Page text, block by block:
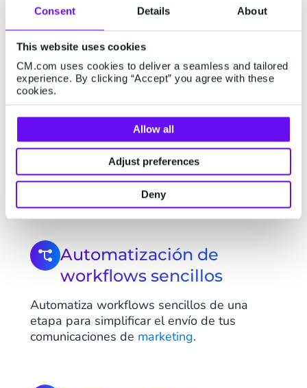
Consent Details About
This website uses cookies
CM.com uses cookies to deliver a seamless and tailored
experience. By clicking “Accept” you agree with these
cookies.
Allow all
Adjust preferences
Deny
recibir tus comunicaciones para respetar el
RGPD.
Análisis de estadísticas
Analiza en detalles los resultados de tus
Automatización de
workflows sencillos
Automatiza workflows sencillos de una
etapa para simplificar el envío de tus
comunicaciones de marketing.